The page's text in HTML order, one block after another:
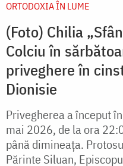
ORTODOXIA ÎN LUME
(Foto) Chilia
Colciu în
priveghere în
Dionisie
Privegherea a început
mai 2026, de la ora
până dimineața.
Părinte Siluan,